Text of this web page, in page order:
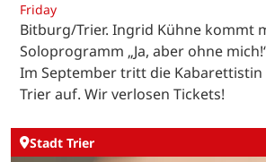
Friday
Bitburg/Trier. Ingrid Kühne kommt
Soloprogramm „Ja, aber ohne
Im September tritt die
Trier auf. Wir verlosen Tickets!
Stadt Trier